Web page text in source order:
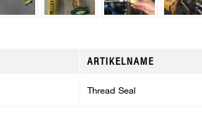
ARTIKELNAME
Thread Seal